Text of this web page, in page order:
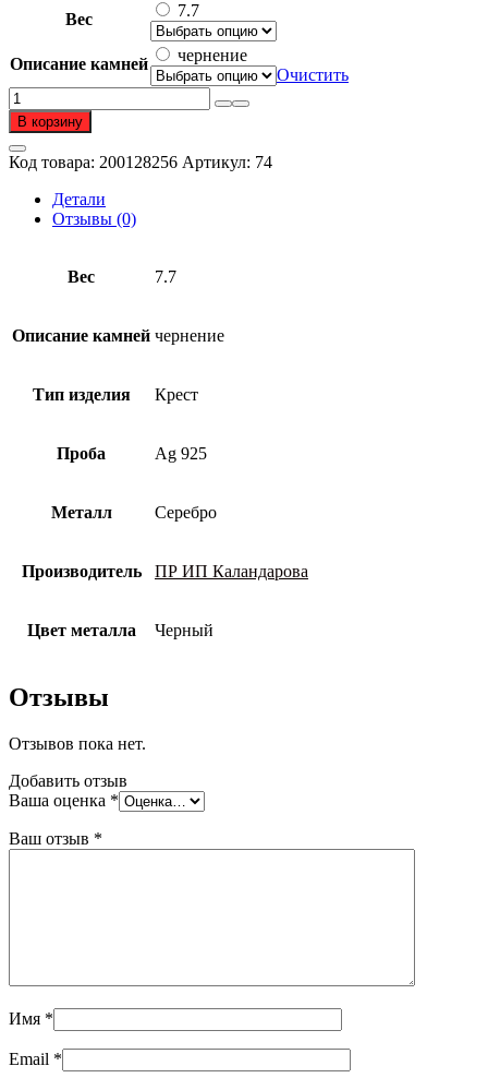
Вес 7.7
Описание камней
чернение
Очистить
Количество
товара
Крест
из
серебра
пробы
В корзину
Код товара: 200128256 Артикул: 74
Детали
Отзывы (0)
Вес 7.7
Описание камней чернение
Тип изделия Крест
Проба Ag 925
Металл Серебро
Производитель ПР ИП Каландарова
Цвет металла Черный
Отзывы
Отзывов пока нет.
Добавить отзыв
Ваша оценка *
Ваш отзыв *
Имя *
Email *